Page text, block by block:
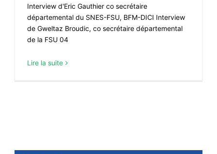
#ACTIONS
#VOS ÉLUES
Interview d'Eric Gauthier co secrétaire
départemental du SNES-FSU, BFM-DICI Interview
de Gweltaz Broudic, co secrétaire départemental
de la FSU 04
Lire la suite